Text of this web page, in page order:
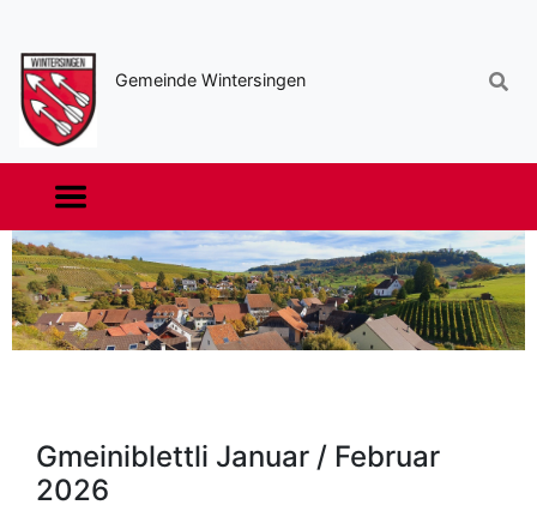
Gemeinde Wintersingen
Navigation
Gmeiniblettli Januar / Februar
2026